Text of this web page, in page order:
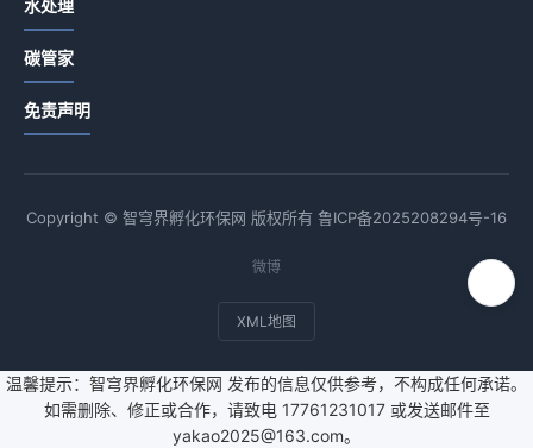
水处理
碳管家
免责声明
Copyright © 智穹界孵化环保网 版权所有 鲁ICP备2025208294号-16
微博
XML地图
温馨提示：智穹界孵化环保网 发布的信息仅供参考，不构成任何承诺。
如需删除、修正或合作，请致电 17761231017 或发送邮件至
yakao2025@163.com。